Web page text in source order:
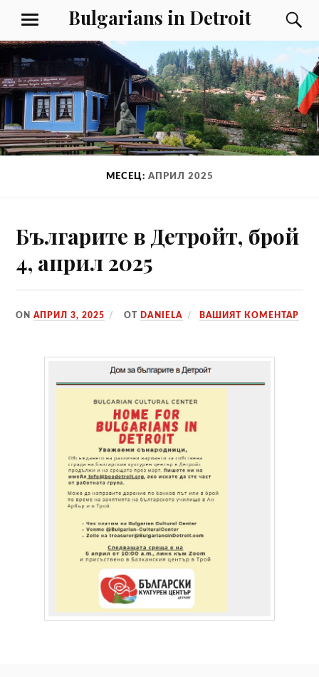
съдържаниетоBulgarians in Detroit
МЕНЮ
МЕСЕЦ: АПРИЛ 2025
Българите в Детройт, брой
4, април 2025
ONАПРИЛ 3, 2025 ОТ DANIELA ВАШИЯТ КОМЕНТАР